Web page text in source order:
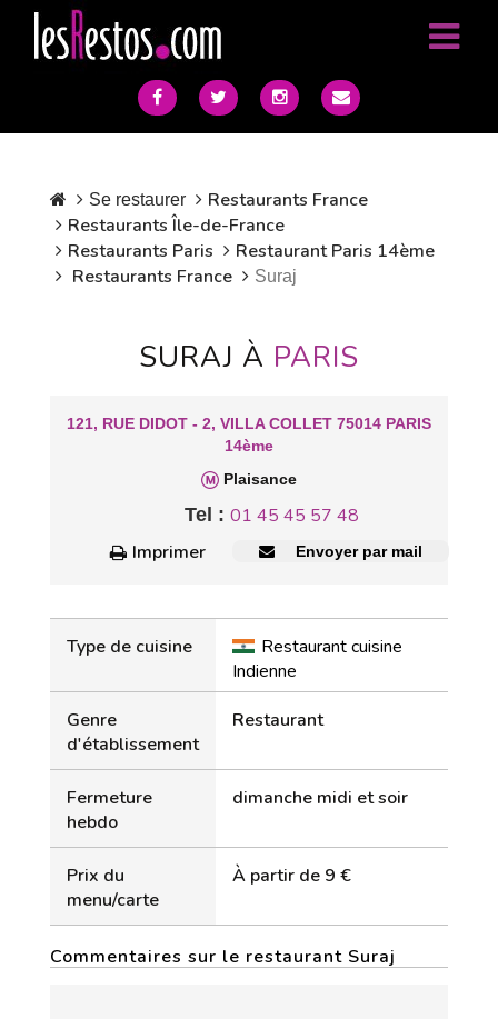
Se restaurer
Restaurants France
Restaurants Île-de-France
Restaurants Paris
Restaurant Paris 14ème
Restaurants France
Suraj
SURAJ À PARIS
121, RUE DIDOT - 2, VILLA COLLET 75014 PARIS
14ème
Plaisance
Tel : 01 45 45 57 48
Imprimer
Envoyer par mail
Type de cuisine
Restaurant cuisine
Indienne
Genre
d'établissement
Restaurant
Fermeture
hebdo
dimanche midi et soir
Prix du
menu/carte
À partir de 9 €
Commentaires sur le restaurant Suraj